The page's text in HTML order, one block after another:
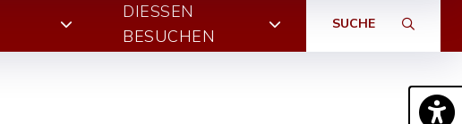
DIESSEN B
ESUCHEN
SUCHE